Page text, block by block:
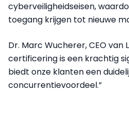
cyberveiligheidseisen,
toegang krijgen tot nieuwe
Dr. Marc Wucherer, CEO van
certificering is een krachtig
biedt onze klanten een
concurrentievoordeel.”